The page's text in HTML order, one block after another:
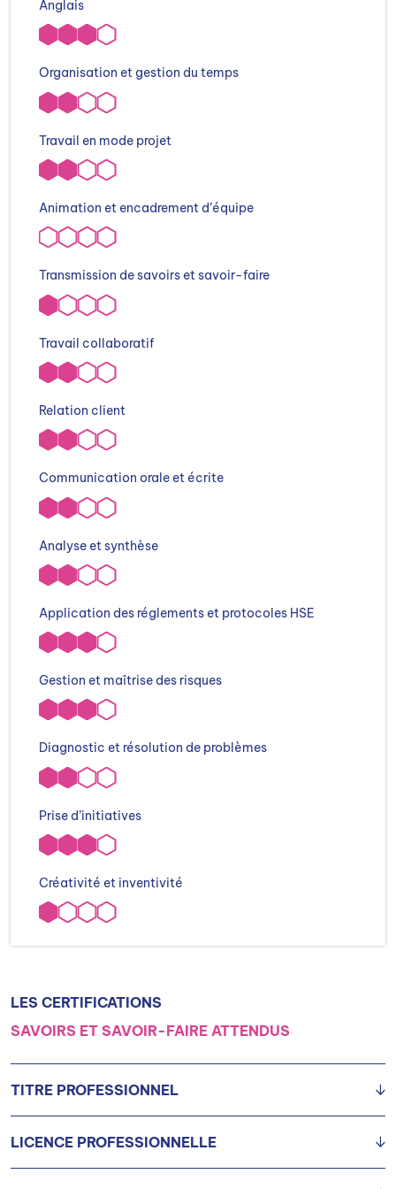
Anglais
Organisation et gestion du temps
Travail en mode projet
Animation et encadrement d’équipe
Transmission de savoirs et savoir-faire
Travail collaboratif
Relation client
Communication orale et écrite
Analyse et synthèse
Application des réglements et protocoles HSE
Gestion et maîtrise des risques
Diagnostic et résolution de problèmes
Prise d’initiatives
Créativité et inventivité
LES CERTIFICATIONS
SAVOIRS ET SAVOIR-FAIRE ATTENDUS
TITRE PROFESSIONNEL
TP Assistant(e) import-export
TP Assistant(e) import-export
LICENCE PROFESSIONNELLE